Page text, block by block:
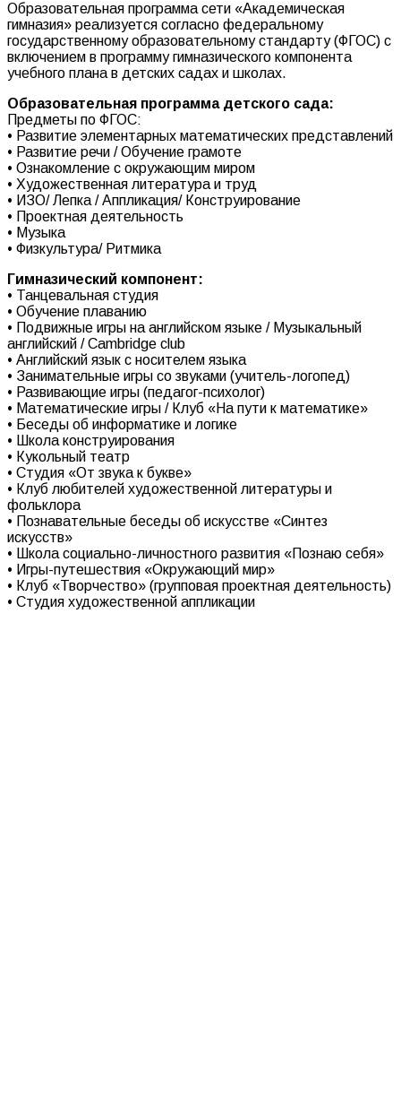
Образовательная программа сети «Академическая
гимназия» реализуется согласно федеральному
государственному образовательному стандарту (ФГОС) с
включением в программу гимназического компонента
учебного плана в детских садах и школах.
Образовательная программа детского сада:
Предметы по ФГОС:
• Развитие элементарных математических представлений
• Развитие речи / Обучение грамоте
• Ознакомление с окружающим миром
• Художественная литература и труд
• ИЗО/ Лепка / Аппликация/ Конструирование
• Проектная деятельность
• Музыка
• Физкультура/ Ритмика
Гимназический компонент:
• Танцевальная студия
• Обучение плаванию
• Подвижные игры на английском языке / Музыкальный
английский / Cambridge club
• Английский язык с носителем языка
• Занимательные игры со звуками (учитель-логопед)
• Развивающие игры (педагог-психолог)
• Математические игры / Клуб «На пути к математике»
• Беседы об информатике и логике
• Школа конструирования
• Кукольный театр
• Студия «От звука к букве»
• Клуб любителей художественной литературы и
фольклора
• Познавательные беседы об искусстве «Синтез
искусств»
• Школа социально-личностного развития «Познаю себя»
• Игры-путешествия «Окружающий мир»
• Клуб «Творчество» (групповая проектная деятельность)
• Студия художественной аппликации